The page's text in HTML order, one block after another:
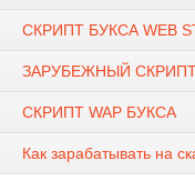
СКРИПТ БУКСА WEB
ЗАРУБЕЖНЫЙ СКРИПТ
СКРИПТ WAP БУКСА
Как зарабатывать на